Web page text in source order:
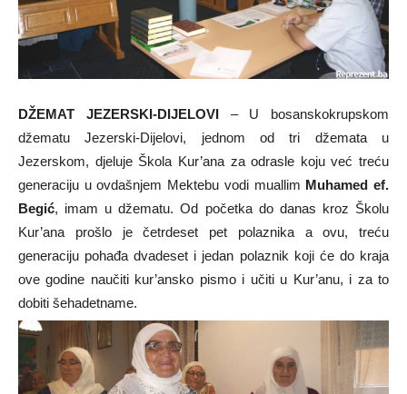
DŽEMAT JEZERSKI-DIJELOVI
– U bosanskokrupskom
džematu Jezerski-Dijelovi, jednom od tri džemata u
Jezerskom, djeluje Škola Kur’ana za odrasle koju već treću
generaciju u ovdašnjem Mektebu vodi muallim Muhamed ef.
Begić, imam u džematu. Od početka do danas kroz Školu
Kur’ana prošlo je četrdeset pet polaznika a ovu, treću
generaciju pohađa dvadeset i jedan polaznik koji će do kraja
ove godine naučiti kur’ansko pismo i učiti u Kur’anu, i za to
dobiti šehadetname.